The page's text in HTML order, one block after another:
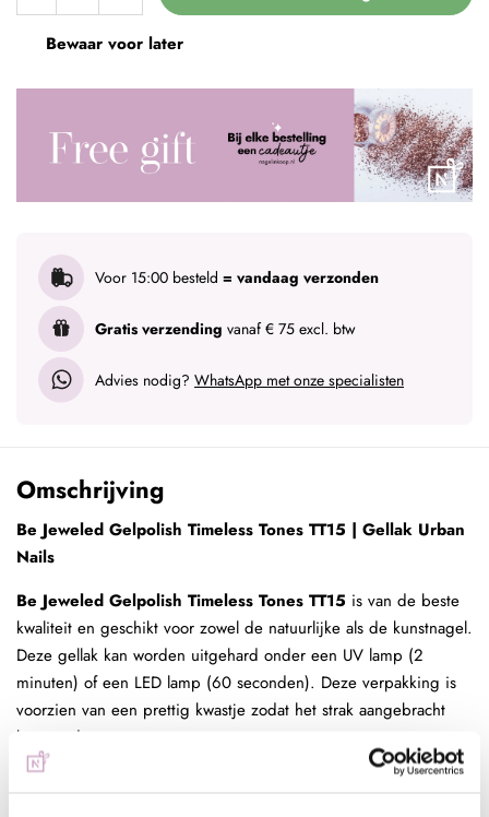
Bewaar voor later
Voor 15:00 besteld = vandaag verzonden
Gratis verzending vanaf € 75 excl. btw
Advies nodig? WhatsApp met onze specialisten
Omschrijving
Be Jeweled Gelpolish Timeless Tones TT15 | Gellak Urban
Nails
Be Jeweled Gelpolish Timeless Tones TT15 is van de beste
kwaliteit en geschikt voor zowel de natuurlijke als de kunstnagel.
Deze gellak kan worden uitgehard onder een UV lamp (2
minuten) of een LED lamp (60 seconden). Deze verpakking is
voorzien van een prettig kwastje zodat het strak aangebracht
kan worden.